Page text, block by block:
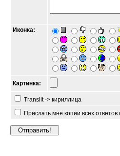
Иконка:
Картинка:
Translit -> кириллица
Прислать мне копии всех